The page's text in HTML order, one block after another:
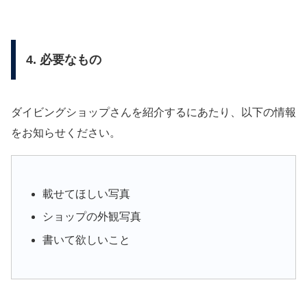
4. 必要なもの
ダイビングショップさんを紹介するにあたり、以下の情報
をお知らせください。
載せてほしい写真
ショップの外観写真
書いて欲しいこと